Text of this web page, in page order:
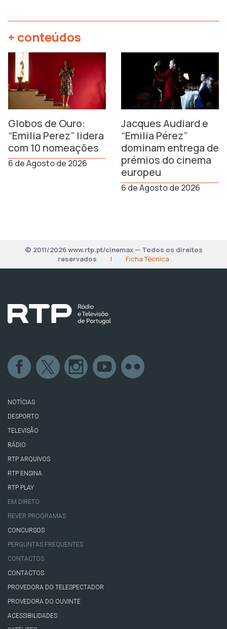
+ conteúdos
Globos de Ouro:
“Emilia Perez” lidera
com 10 nomeações
6 de Agosto de 2026
Jacques Audiard e
“Emilia Pérez”
dominam entrega de
prémios do cinema
europeu
6 de Agosto de 2026
© 2011/2026 www.rtp.pt/cinemax — Todos os direitos
reservados
| Ficha Técnica
NOTÍCIAS
DESPORTO
TELEVISÃO
RÁDIO
RTP ARQUIVOS
RTP ENSINA
RTP PLAY
EM DIRETO
REVER PROGRAMAS
CONCURSOS
PERGUNTAS FREQUENTES
CONTACTOS
CONTACTOS
PROVEDORA DO TELESPECTADOR
PROVEDORA DO OUVINTE
ACESSIBILIDADES